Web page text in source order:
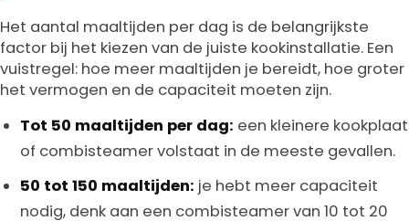
Het aantal maaltijden per dag is de belangrijkste
factor bij het kiezen van de juiste kookinstallatie. Een
vuistregel: hoe meer maaltijden je bereidt, hoe groter
het vermogen en de capaciteit moeten zijn.
Tot 50 maaltijden per dag: een kleinere kookplaat
of combisteamer volstaat in de meeste gevallen.
50 tot 150 maaltijden: je hebt meer capaciteit
nodig, denk aan een combisteamer van 10 tot 20